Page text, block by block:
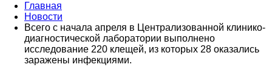
Главная
Новости
Всего с начала апреля в Централизованной клинико-
диагностической лаборатории выполнено
исследование 220 клещей, из которых 28 оказались
заражены инфекциями.